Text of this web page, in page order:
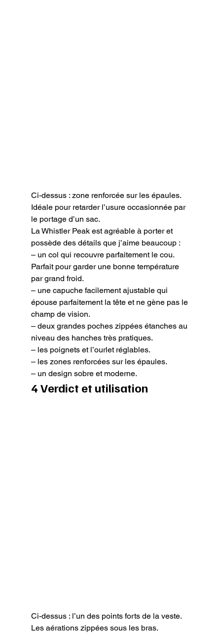
Ci-dessus : zone renforcée sur les épaules.
Idéale pour retarder l’usure occasionnée par
le portage d’un sac.
La Whistler Peak est agréable à porter et
possède des détails que j’aime beaucoup :
– un col qui recouvre parfaitement le cou.
Parfait pour garder une bonne température
par grand froid.
– une capuche facilement ajustable qui
épouse parfaitement la tête et ne gène pas le
champ de vision.
– deux grandes poches zippées étanches au
niveau des hanches très pratiques.
– les poignets et l’ourlet réglables.
– les zones renforcées sur les épaules.
– un design sobre et moderne.
4 Verdict et utilisation
Ci-dessus : l’un des points forts de la veste.
Les aérations zippées sous les bras.